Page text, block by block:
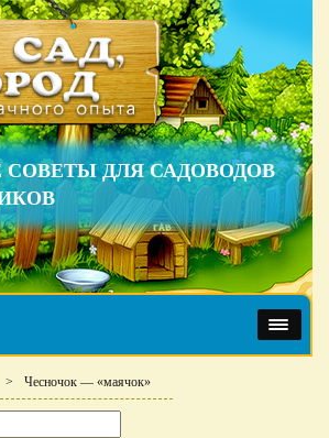
ДЛЯ САДОВОДОВ
Чесночок — «маячок»